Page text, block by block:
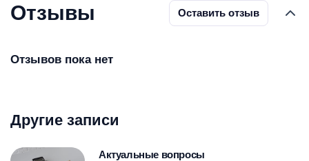
Отзывы Оставить отзыв
Отзывов пока нет
Другие записи
Актуальные вопросы